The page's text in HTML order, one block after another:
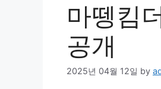
마뗑킴
공개
2025년 04월 12일 by